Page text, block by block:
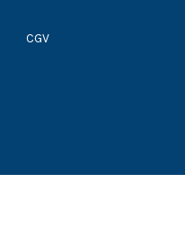
CGV